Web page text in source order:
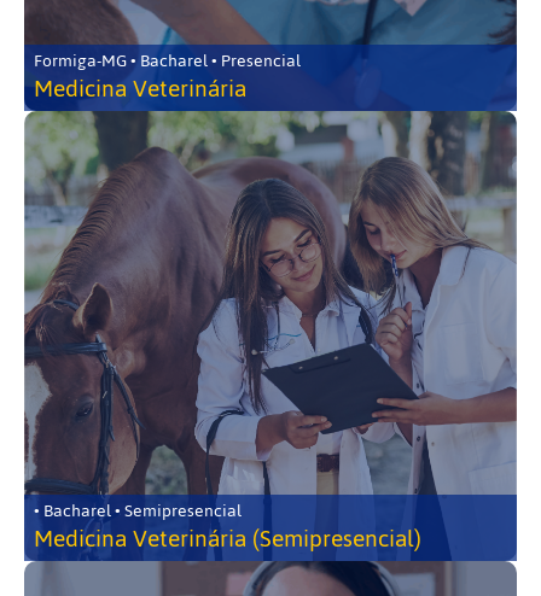
Formiga-MG • Bacharel • Presencial
Medicina Veterinária
• Bacharel • Semipresencial
Medicina Veterinária (Semipresencial)